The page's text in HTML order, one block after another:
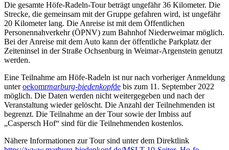
Die gesamte Höfe-Radeln-Tour beträgt ungefähr 36 Kilometer. Die
Strecke, die gemeinsam mit der Gruppe gefahren wird, ist ungefähr
20 Kilometer lang. Die Anreise ist mit dem Öffentlichen
Personennahverkehr (ÖPNV) zum Bahnhof Niederweimar möglich.
Bei der Anreise mit dem Auto kann der öffentliche Parkplatz der
Zeiteninsel in der Straße Ochsenburg in Weimar-Argenstein genutzt
werden.
Eine Teilnahme am Höfe-Radeln ist nur nach vorheriger Anmeldung
unteroekomrmarburg-biedenkopfde bis zum 11. September 2022
möglich. Die Daten werden nicht weitergegeben und nach der
Veranstaltung wieder gelöscht. Die Anzahl der Teilnehmenden ist
begrenzt. Die Teilnahme an der Tour sowie der Imbiss auf
„Caspersch Hof“ sind für die Teilnehmenden kostenlos.
Nähere Informationen zur Tour sind unter dem Direktlink